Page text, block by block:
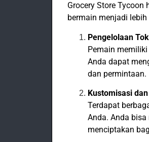
Grocery Store
bermain menjadi
Pengelolaan
Pemain
Anda dapat
dan permintaan.
Kustomisasi
Terdapat
Anda. Anda
menciptakan